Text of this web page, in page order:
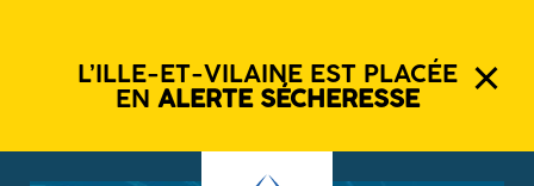
L’ILLE-ET-VILAINE EST PLACÉE
EN ALERTE SÉCHERESSE